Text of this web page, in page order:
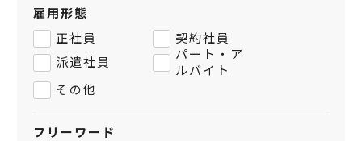
雇用形態
正社員
契約社員
派遣社員
パート・ア
ルバイト
その他
フリーワード